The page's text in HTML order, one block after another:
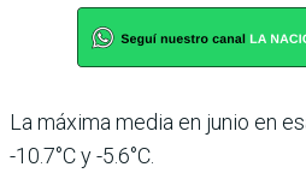
La máxima media en junio en
-10.7°C y -5.6°C.